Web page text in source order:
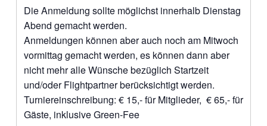
Die Anmeldung sollte möglichst innerhalb Dienstag
Abend gemacht werden.
Anmeldungen können aber auch noch am Mitwoch
vormittag gemacht werden, es können dann aber
nicht mehr alle Wünsche bezüglich Startzeit
und/oder Flightpartner berücksichtigt werden.
Turniereinschreibung: € 15,- für Mitglieder, € 65,- für
Gäste, inklusive Green-Fee